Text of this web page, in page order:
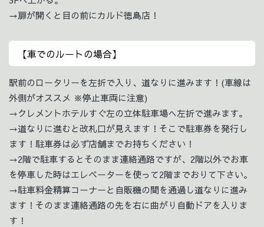
→扉が開くと目の前にカルド徳島店！
【車でのルートの場合】
駅前のロータリーを左折で入り、道なりに進みます！(車線は
外側がオススメ ※停止車両に注意)
→クレメントホテルすぐ左の立体駐車場へ左折で進みます。
→道なりに進むと改札口が見えます！そこで駐車券を発行し
ます！駐車券は必ず店舗までお持ちください！
→2階で駐車するとそのまま連絡通路ですが、2階以外でお車
を停車した時はエレベーターを使って2階までおりて下さい。
→駐車料金精算コーナーと自販機の間を通過し道なりに進み
ます！そのまま連絡通路の先を右に曲がり自動ドアを入りま
す！